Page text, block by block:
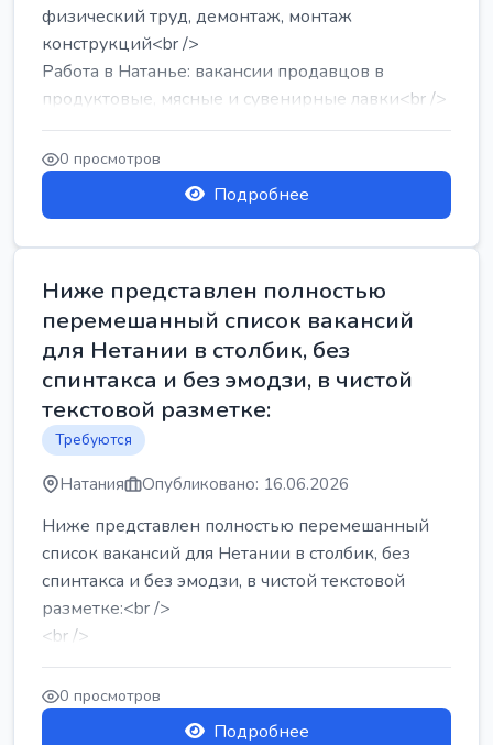
физический труд, демонтаж, монтаж
конструкций<br />
Работа в Натанье: вакансии продавцов в
продуктовые, мясные и сувенирные лавки<br />
Разнорабочий на сборку м...
0 просмотров
Подробнее
Ниже представлен полностью
перемешанный список вакансий
для Нетании в столбик, без
спинтакса и без эмодзи, в чистой
текстовой разметке:
Требуются
Натания Опубликовано: 16.06.2026
Ниже представлен полностью перемешанный
список вакансий для Нетании в столбик, без
спинтакса и без эмодзи, в чистой текстовой
разметке:<br />
<br />
Работа в Нетании на мебельном производстве:
требу...
0 просмотров
Подробнее